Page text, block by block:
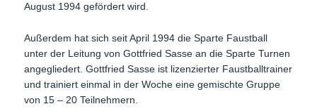
August 1994 gefördert wird.
Außerdem hat sich seit April 1994 die Sparte Faustball
unter der Leitung von Gottfried Sasse an die Sparte Turnen
angegliedert. Gottfried Sasse ist lizenzierter Faustballtrainer
und trainiert einmal in der Woche eine gemischte Gruppe
von 15 – 20 Teilnehmern.